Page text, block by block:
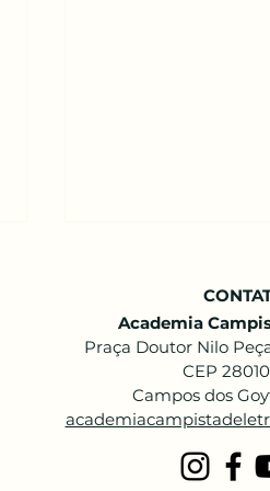
Academia
Praça Doutor Nilo
CEP
Campos dos